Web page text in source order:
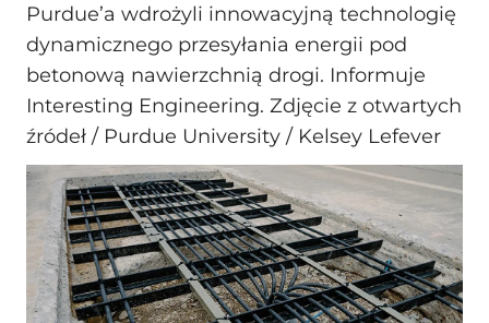
Purdue’a wdrożyli innowacyjną technologię
dynamicznego przesyłania energii pod
betonową nawierzchnią drogi. Informuje
Interesting Engineering. Zdjęcie z otwartych
źródeł / Purdue University / Kelsey Lefever